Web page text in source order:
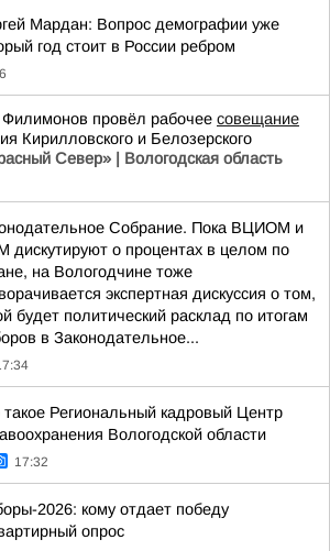
Мардан: Вопрос демографии уже
год стоит в России ребром
Филимонов провёл рабочее совещание
Кирилловского и Белозерского
Север» | Вологодская область
Собрание. Пока ВЦИОМ и
дискутируют о процентах в целом по
на Вологодчине тоже
экспертная дискуссия о том,
будет политический расклад по итогам
в Законодательное...
такое Региональный кадровый Центр
Вологодской области
17:32
2026: кому отдает победу
опрос